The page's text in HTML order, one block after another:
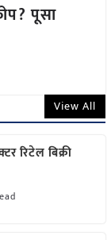
पूसा
View All
रिटेल बिक्री